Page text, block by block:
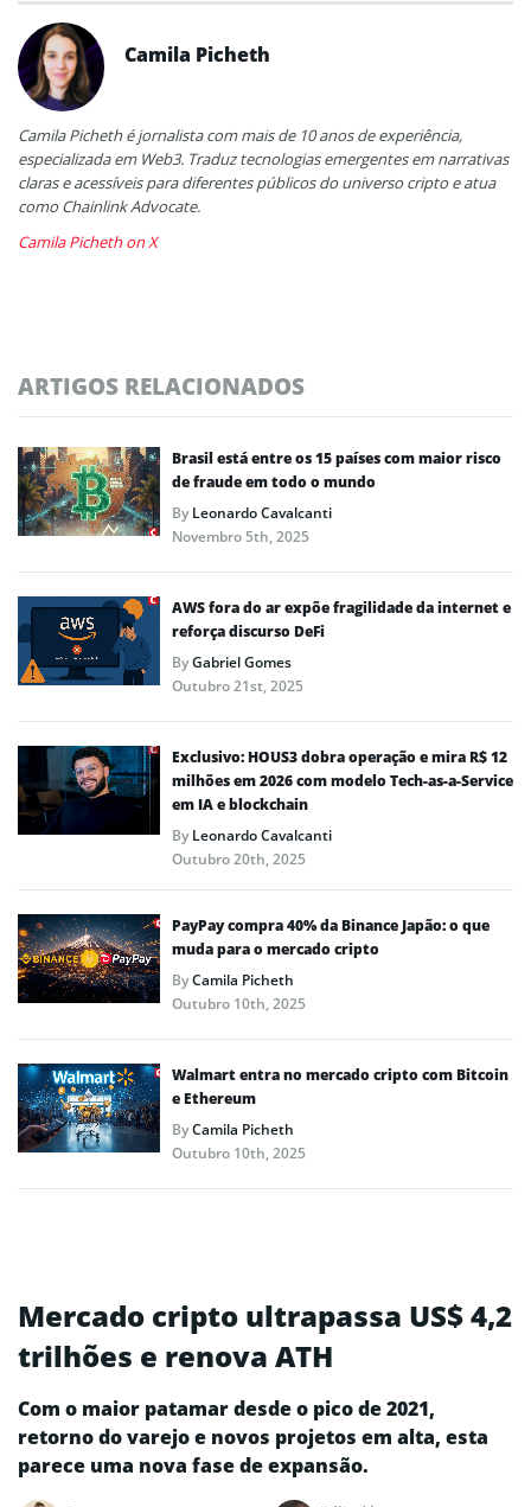
Camila Picheth
Camila Picheth é jornalista com mais de 10 anos de experiência,
especializada em Web3. Traduz tecnologias emergentes em narrativas
claras e acessíveis para diferentes públicos do universo cripto e atua
como Chainlink Advocate.
Camila Picheth on X
ARTIGOS RELACIONADOS
Brasil está entre os 15 países com maior risco
de fraude em todo o mundo
ByLeonardo Cavalcanti
Novembro 5th, 2025
AWS fora do ar expõe fragilidade da internet e
reforça discurso DeFi
ByGabriel Gomes
Outubro 21st, 2025
Exclusivo: HOUS3 dobra operação e mira R$ 12
milhões em 2026 com modelo Tech-as-a-Service
em IA e blockchain
ByLeonardo Cavalcanti
Outubro 20th, 2025
PayPay compra 40% da Binance Japão: o que
muda para o mercado cripto
ByCamila Picheth
Outubro 10th, 2025
Walmart entra no mercado cripto com Bitcoin
e Ethereum
ByCamila Picheth
Outubro 10th, 2025
Mercado cripto ultrapassa US$ 4,2
trilhões e renova ATH
Com o maior patamar desde o pico de 2021,
retorno do varejo e novos projetos em alta, esta
parece uma nova fase de expansão.